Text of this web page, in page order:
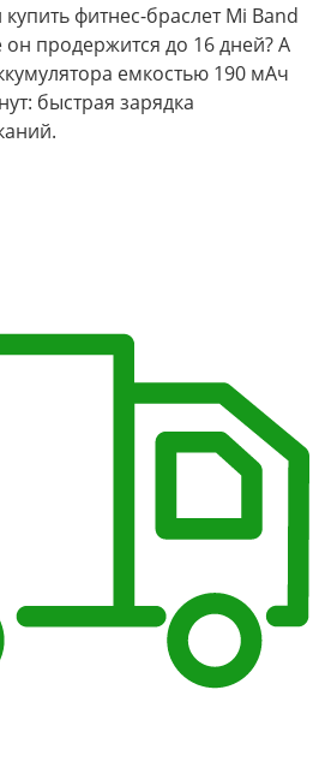
фитнес-браслет Mi Band
он продержится до 16 дней? А
емкостью 190 мАч
быстрая зарядка